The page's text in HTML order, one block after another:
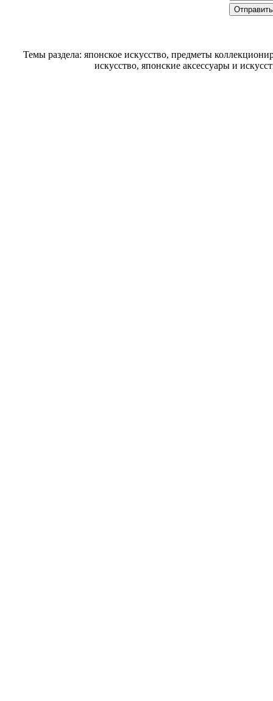
Темы раздела: японское искусство, предметы
искусство, японские аксессуары и